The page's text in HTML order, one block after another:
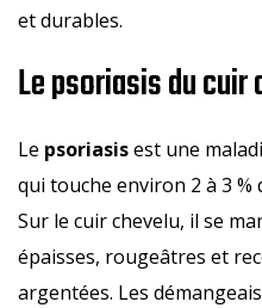
et durables.
Le psoriasis du cuir
Le psoriasisest une
qui touche environ 2 à 3
Sur le cuir chevelu, il se
épaisses, rougeâtres et
argentées. Les